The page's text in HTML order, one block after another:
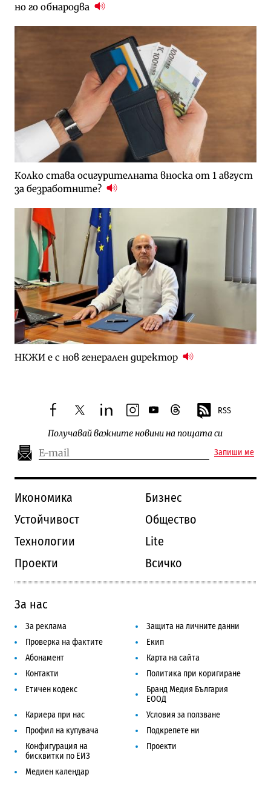
но го обнародва
Колко става осигурителната вноска от 1 август
за безработните?
НКЖИ е с нов генерален директор
facebooktwitterlinkedininstagram
youtubethreads RSS
Получавай важните новини на пощата си
Запиши ме
Икономика
Бизнес
Устойчивост
Общество
Технологии
Lite
Проекти
Всичко
За нас
За реклама
Защита на личните данни
Проверка на фактите
Екип
Абонамент
Карта на сайта
Контакти
Политика при коригиране
Етичен кодекс
Бранд Медия България
ЕООД
Кариера при нас
Условия за ползване
Профил на купувача
Подкрепете ни
Конфигурация на
бисквитки по ЕИЗ
Проекти
Медиен календар